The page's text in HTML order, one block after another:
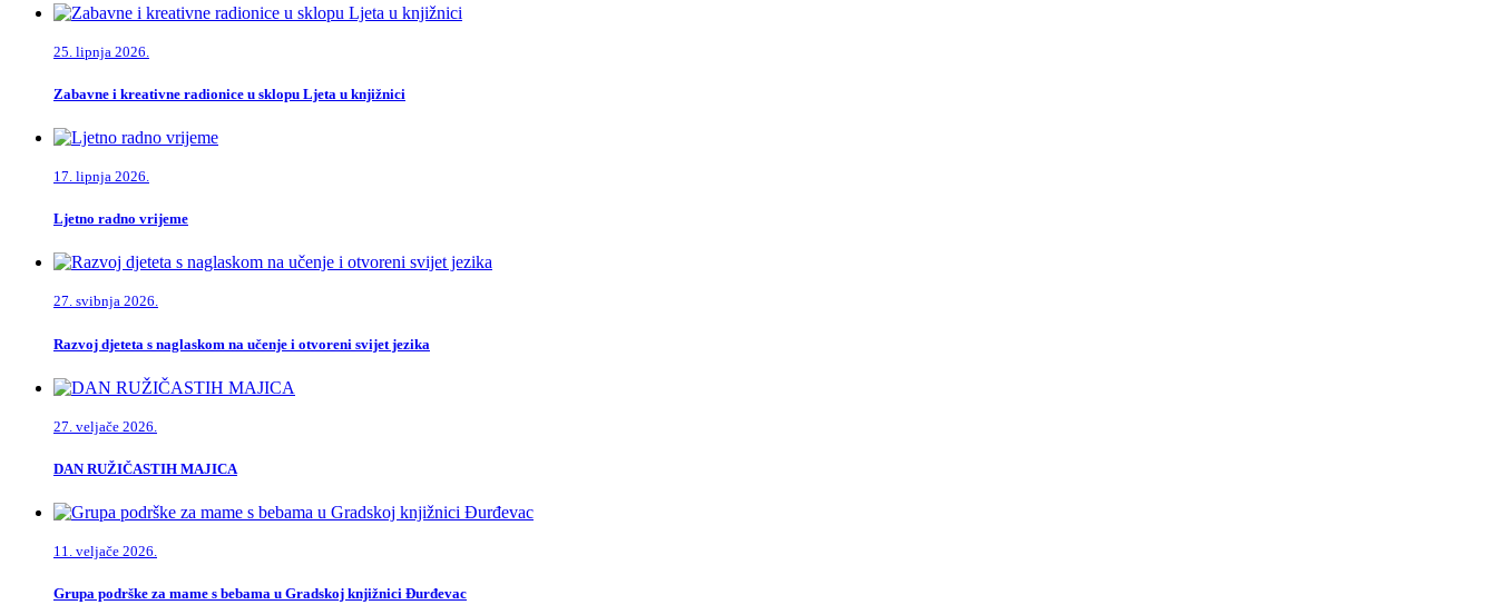
25. lipnja 2026.
Zabavne i kreativne radionice u sklopu Ljeta u knjižnici
17. lipnja 2026.
Ljetno radno vrijeme
27. svibnja 2026.
Razvoj djeteta s naglaskom na učenje i otvoreni svijet jezika
27. veljače 2026.
DAN RUŽIČASTIH MAJICA
11. veljače 2026.
Grupa podrške za mame s bebama u Gradskoj knjižnici Đurđevac